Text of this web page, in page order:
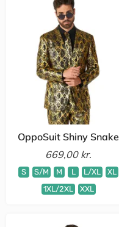
OppoSuit Shiny Snake
669,00 kr.
S S/M M L L/XL
XL
1XL/2XL
XXL